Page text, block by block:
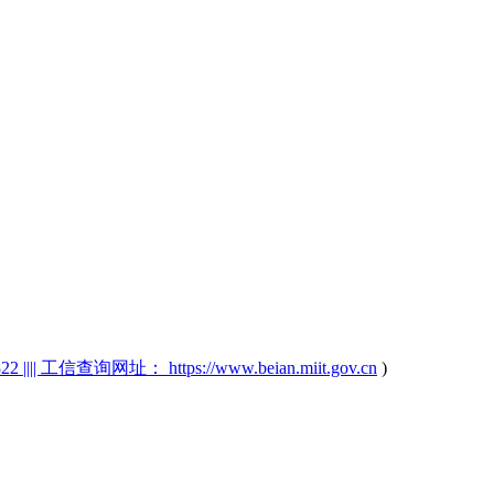
|||| 工信查询网址： https://www.beian.miit.gov.cn )